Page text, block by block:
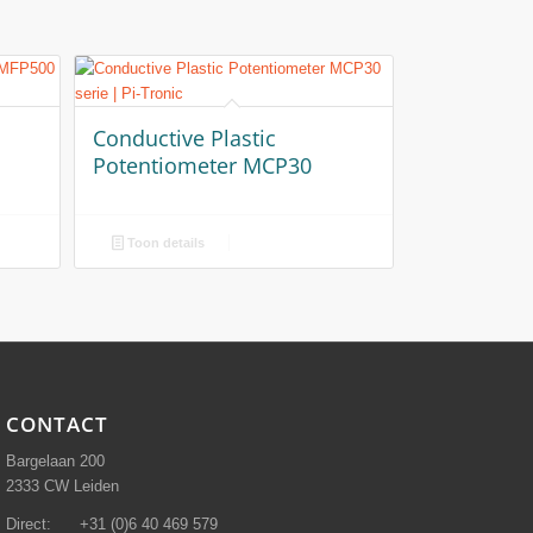
Conductive Plastic
Potentiometer MCP30
Toon details
CONTACT
Bargelaan 200
2333 CW Leiden
Direct: +31 (0)6 40 469 579